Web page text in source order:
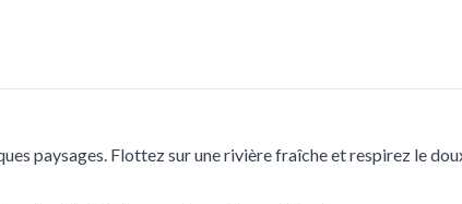
paysages. Flottez sur une rivière fraîche et respirez le